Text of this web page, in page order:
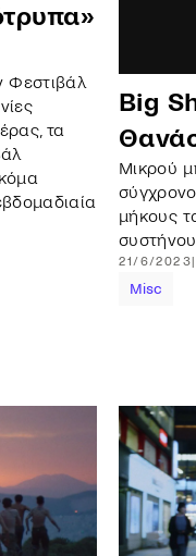
Φεστιβάλ
τα
Big
Μικρού
μήκους
21/6/2023
Misc